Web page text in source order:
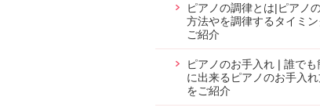
ピアノの調律とは|ピアノ
方法やを調律するタイミ
ご紹介
ピアノのお手入れ❘誰でも
に出来るピアノのお手入
をご紹介